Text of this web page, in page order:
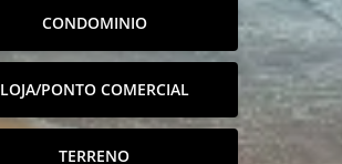
CONDOMINIO
LOJA/PONTO COMERCIAL
TERRENO